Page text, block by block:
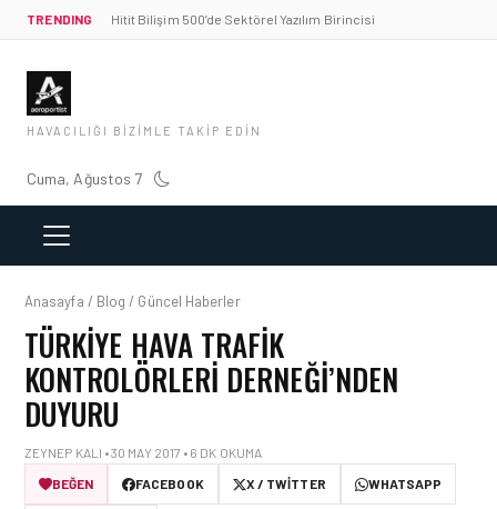
TRENDING Hitit Bilişim 500’de Sektörel Yazılım Birincisi
HAVACILIĞI BIZIMLE TAKIP EDIN
Cuma, Ağustos 7
Anasayfa / Blog / Güncel Haberler
TÜRKIYE HAVA TRAFIK
KONTROLÖRLERI DERNEĞI’NDEN
DUYURU
ZEYNEP KALI • 30 MAY 2017 • 6 DK OKUMA
BEĞEN
FACEBOOK X / TWITTER WHATSAPP